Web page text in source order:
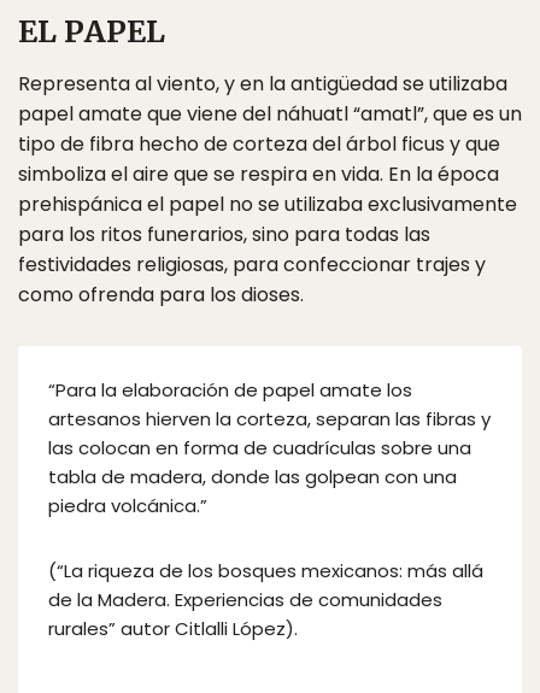
EL PAPEL
Representa al viento, y en la antigüedad se utilizaba
papel amate que viene del náhuatl “amatl”, que es un
tipo de fibra hecho de corteza del árbol ficus y que
simboliza el aire que se respira en vida. En la época
prehispánica el papel no se utilizaba exclusivamente
para los ritos funerarios, sino para todas las
festividades religiosas, para confeccionar trajes y
como ofrenda para los dioses.
“Para la elaboración de papel amate los
artesanos hierven la corteza, separan las fibras y
las colocan en forma de cuadrículas sobre una
tabla de madera, donde las golpean con una
piedra volcánica.”
(“La riqueza de los bosques mexicanos: más allá
de la Madera. Experiencias de comunidades
rurales” autor Citlalli López).